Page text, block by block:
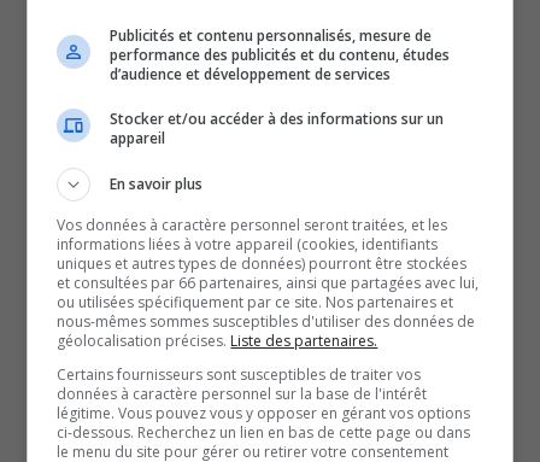
Le SPO encourage les gens de ne faire appel qu’à des
taxis autorisés ou des services de transport réputés.
Un taxi autorisé a toujours une enseigne sur le toit,
une plaque de taxi et un numéro d’identification.
Ne laissez personne manipuler votre carte bancaire.
Publicités et contenu personnalisés, mesure de
performance des publicités et du contenu, études
d’audience et développement de services
Stocker et/ou accéder à des informations sur un
appareil
En savoir plus
Vos données à caractère personnel seront traitées, et les
informations liées à votre appareil (cookies, identifiants
uniques et autres types de données) pourront être stockées
et consultées par 66 partenaires, ainsi que partagées avec lui,
ou utilisées spécifiquement par ce site. Nos partenaires et
nous-mêmes sommes susceptibles d'utiliser des données de
géolocalisation précises. Liste des partenaires.
Certains fournisseurs sont susceptibles de traiter vos
données à caractère personnel sur la base de l'intérêt
légitime. Vous pouvez vous y opposer en gérant vos options
ci-dessous. Recherchez un lien en bas de cette page ou dans
le menu du site pour gérer ou retirer votre consentement